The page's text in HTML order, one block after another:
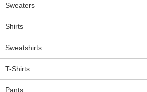
Sweaters
Shirts
Sweatshirts
T-Shirts
Pants